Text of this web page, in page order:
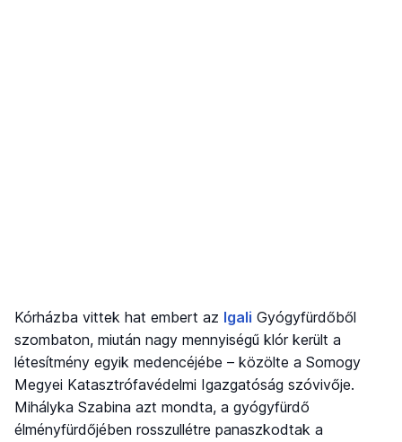
Kórházba vittek hat embert az Igali Gyógyfürdőből
szombaton, miután nagy mennyiségű klór került a
létesítmény egyik medencéjébe – közölte a Somogy
Megyei Katasztrófavédelmi Igazgatóság szóvivője.
Mihályka Szabina azt mondta, a gyógyfürdő
élményfürdőjében rosszullétre panaszkodtak a